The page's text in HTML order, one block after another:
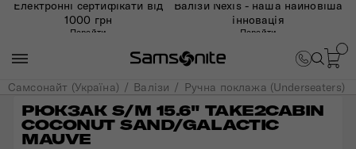
Електронні сертифікати від
1000 грн
Перейти
Валізи Nexis - наша найновіша
інновація
Перейти
Самсонайт (Україна) Валізи Ручна поклажа (Underseaters)
РЮКЗАК S/M 15.6" TAKE2CABIN
COCONUT SAND/GALACTIC
MAUVE